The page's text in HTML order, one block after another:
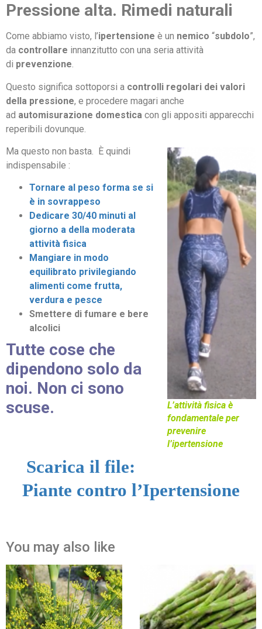
Pressione alta. Rimedi naturali
Come abbiamo visto, l’ipertensione è un nemico “subdolo”,
da controllare innanzitutto con una seria attività
di prevenzione.
Questo significa sottoporsi a controlli regolari dei valori
della pressione, e procedere magari anche
ad automisurazione domestica con gli appositi apparecchi
reperibili dovunque.
L’attività fisica è
fondamentale per
prevenire
l’ipertensione
Ma questo non basta. È quindi
indispensabile :
Tornare al peso forma se si
è in sovrappeso
Dedicare 30/40 minuti al
giorno a della moderata
attività fisica
Mangiare in modo
equilibrato privilegiando
alimenti come frutta,
verdura e pesce
Smettere di fumare e bere
alcolici
Tutte cose che
dipendono solo da
noi. Non ci sono
scuse.
Scarica il file:
Piante contro l’Ipertensione
You may also like